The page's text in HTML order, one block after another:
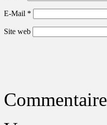
E-Mail *
Site web
Commentaire